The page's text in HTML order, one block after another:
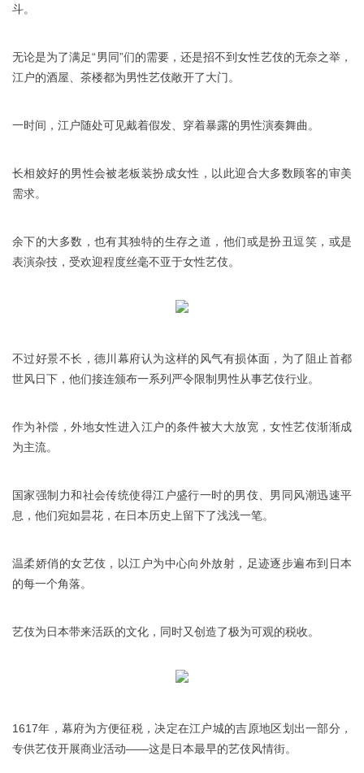
斗。
无论是为了满足“男同”们的需要，还是招不到女性艺伎的无奈之举，
江户的酒屋、茶楼都为男性艺伎敞开了大门。
一时间，江户随处可见戴着假发、穿着暴露的男性演奏舞曲。
长相姣好的男性会被老板装扮成女性，以此迎合大多数顾客的审美
需求。
余下的大多数，也有其独特的生存之道，他们或是扮丑逗笑，或是
表演杂技，受欢迎程度丝毫不亚于女性艺伎。
不过好景不长，德川幕府认为这样的风气有损体面，为了阻止首都
世风日下，他们接连颁布一系列严令限制男性从事艺伎行业。
作为补偿，外地女性进入江户的条件被大大放宽，女性艺伎渐渐成
为主流。
国家强制力和社会传统使得江户盛行一时的男伎、男同风潮迅速平
息，他们宛如昙花，在日本历史上留下了浅浅一笔。
温柔娇俏的女艺伎，以江户为中心向外放射，足迹逐步遍布到日本
的每一个角落。
艺伎为日本带来活跃的文化，同时又创造了极为可观的税收。
1617年，幕府为方便征税，决定在江户城的吉原地区划出一部分，
专供艺伎开展商业活动——这是日本最早的艺伎风情街。